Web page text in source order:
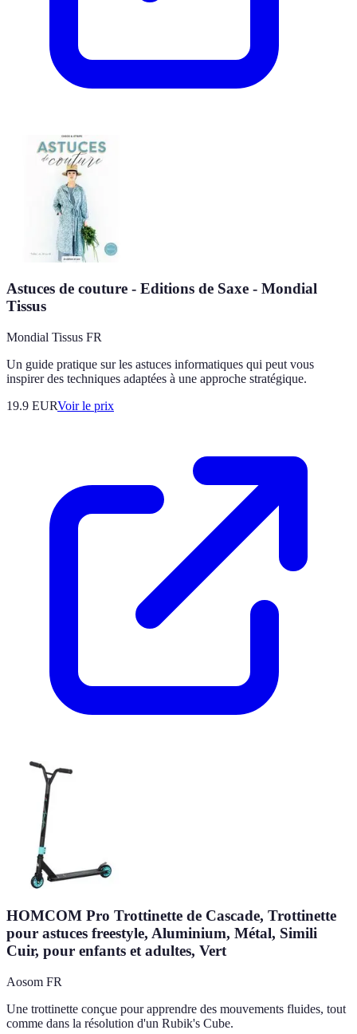
Astuces de couture - Editions de Saxe - Mondial
Tissus
Mondial Tissus FR
Un guide pratique sur les astuces informatiques qui peut vous
inspirer des techniques adaptées à une approche stratégique.
19.9 EURVoir le prix
HOMCOM Pro Trottinette de Cascade, Trottinette
pour astuces freestyle, Aluminium, Métal, Simili
Cuir, pour enfants et adultes, Vert
Aosom FR
Une trottinette conçue pour apprendre des mouvements fluides, tout
comme dans la résolution d'un Rubik's Cube.